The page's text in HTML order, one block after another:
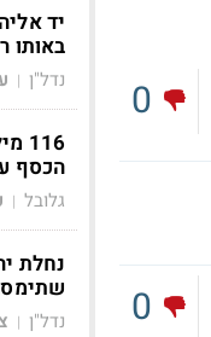
0
0
באותו
נדל"ן |
הכסף
גלובל |
שתימסר
נדל"ן |